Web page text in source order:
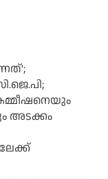
അടക്കം